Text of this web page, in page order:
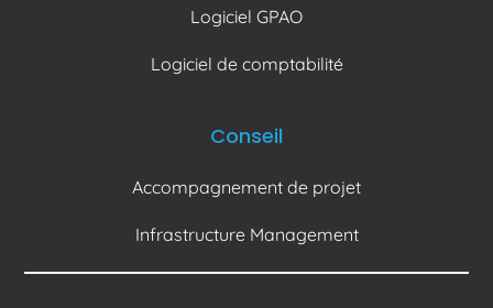
Logiciel GPAO
Logiciel de comptabilité
Conseil
Accompagnement de projet
Infrastructure Management